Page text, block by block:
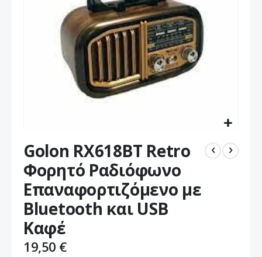
στην
αρχή
της
συλλογής
εικόνων
Golon RX618BT Retro
Φορητό Ραδιόφωνο
Επαναφορτιζόμενο με
Bluetooth και USB
Καφέ
19,50 €